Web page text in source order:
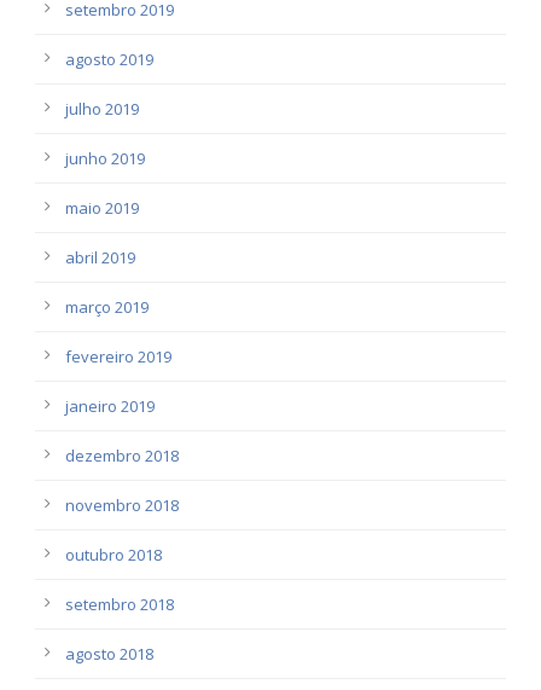
setembro 2019
agosto 2019
julho 2019
junho 2019
maio 2019
abril 2019
março 2019
fevereiro 2019
janeiro 2019
dezembro 2018
novembro 2018
outubro 2018
setembro 2018
agosto 2018